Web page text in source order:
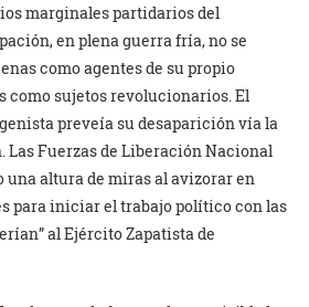
marginales partidarios del
en plena guerra fría, no se
como agentes de su propio
como sujetos revolucionarios. El
preveía su desaparición vía la
Fuerzas de Liberación Nacional
una altura de miras al avizorar en
para iniciar el trabajo político con las
al Ejército Zapatista de